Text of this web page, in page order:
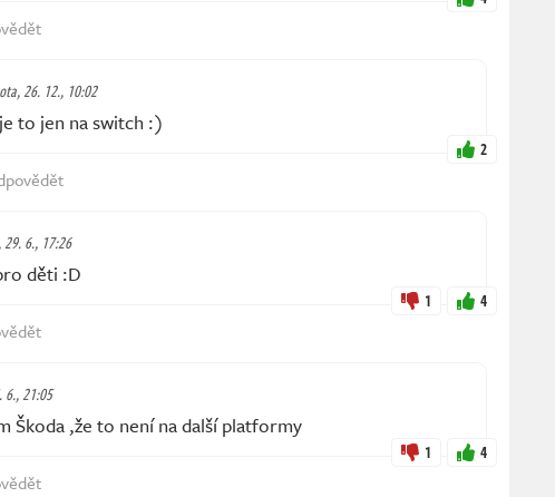
26. 12., 10:02
to jen na switch :)
2
6., 17:26
děti :D
1 4
6., 21:05
Škoda ,že to není na další platformy
1 4